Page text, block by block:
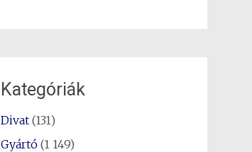
Kategóriák
Divat(131)
Gyártó(1 149)